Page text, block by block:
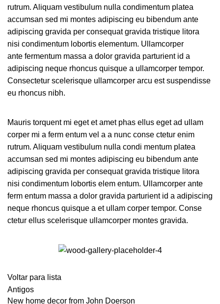
rutrum. Aliquam vestibulum nulla condimentum platea
accumsan sed mi montes adipiscing eu bibendum ante
adipiscing gravida per consequat gravida tristique litora
nisi condimentum lobortis elementum. Ullamcorper
ante fermentum massa a dolor gravida parturient id a
adipiscing neque rhoncus quisque a ullamcorper tempor.
Consectetur scelerisque ullamcorper arcu est suspendisse
eu rhoncus nibh.
Mauris torquent mi eget et amet phas ellus eget ad ullam
corper mi a ferm entum vel a a nunc conse ctetur enim
rutrum. Aliquam vestibulum nulla condi mentum platea
accumsan sed mi montes adipiscing eu bibendum ante
adipiscing gravida per consequat gravida tristique litora
nisi condimentum lobortis elem entum. Ullamcorper ante
ferm entum massa a dolor gravida parturient id a adipiscing
neque rhoncus quisque a et ullam corper tempor. Conse
ctetur ellus scelerisque ullamcorper montes gravida.
Voltar para lista
Antigos
New home decor from John Doerson